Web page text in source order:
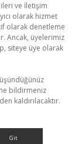
ve İletişim
olarak hizmet
olarak denetleme
Ancak, üyelerimiz
siteye üye olarak
bildirmeniz
kaldırılacaktır.